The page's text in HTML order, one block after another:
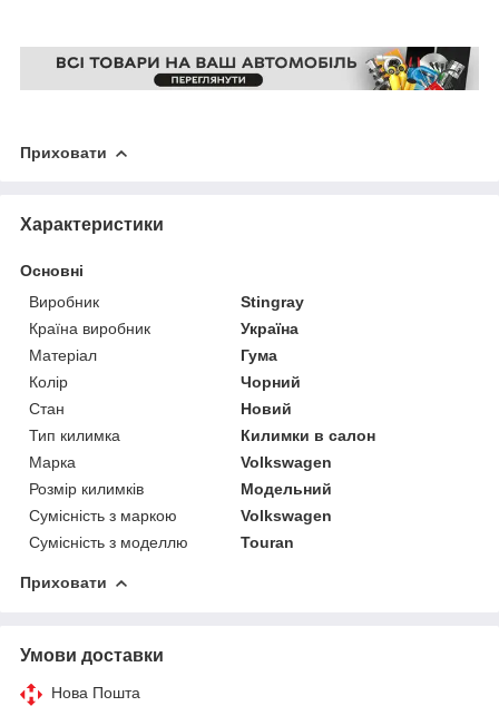
Приховати
Характеристики
Основні
Виробник
Stingray
Країна виробник
Україна
Матеріал
Гума
Колір
Чорний
Стан
Новий
Тип килимка
Килимки в салон
Марка
Volkswagen
Розмір килимків
Модельний
Сумісність з маркою
Volkswagen
Сумісність з моделлю
Touran
Приховати
Умови доставки
Нова Пошта